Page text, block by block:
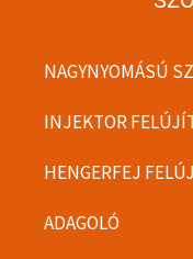
NAGYNYOMÁSÚ
INJEKTOR
HENGERFEJ
ADAGOLÓ